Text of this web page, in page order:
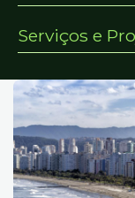
para
busca
para
rodapé
Acessibilidade
Serviços e